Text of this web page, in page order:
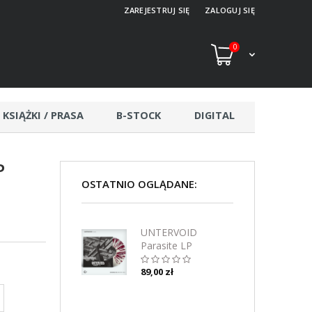
ZAREJESTRUJ SIĘ ZALOGUJ SIĘ
0
KSIĄŻKI / PRASA B-STOCK DIGITAL
OSTATNIO OGLĄDANE:
UNTERVOID
Parasite LP
(SPLATTER)
89,00 zł